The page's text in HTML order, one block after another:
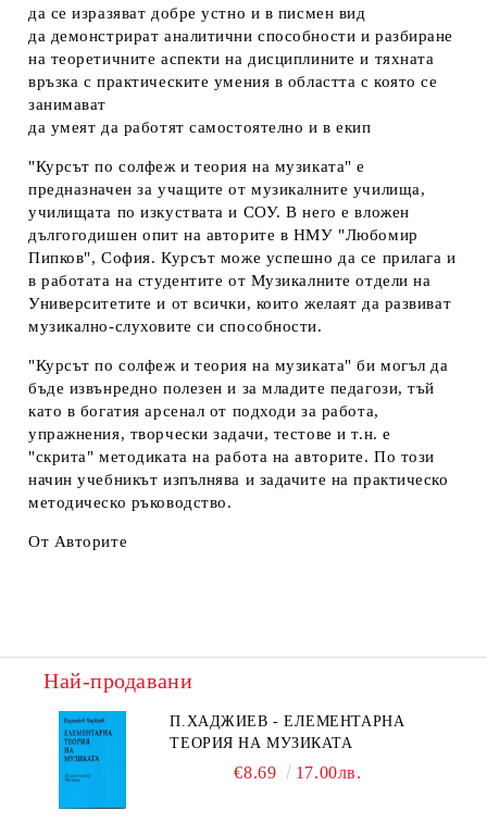
да се изразяват добре устно и в писмен вид
да демонстрират аналитични способности и разбиране
на теоретичните аспекти на дисциплините и тяхната
връзка с практическите умения в областта с която се
занимават
да умеят да работят самостоятелно и в екип
"Курсът по солфеж и теория на музиката" е
предназначен за учащите от музикалните училища,
училищата по изкуствата и СОУ. В него е вложен
дългогодишен опит на авторите в НМУ "Любомир
Пипков", София. Курсът може успешно да се прилага и
в работата на студентите от Музикалните отдели на
Университетите и от всички, които желаят да развиват
музикално-слуховите си способности.
"Курсът по солфеж и теория на музиката" би могъл да
бъде извънредно полезен и за младите педагози, тъй
като в богатия арсенал от подходи за работа,
упражнения, творчески задачи, тестове и т.н. е
"скрита" методиката на работа на авторите. По този
начин учебникът изпълнява и задачите на практическо
методическо ръководство.
От Авторите
Най-продавани
П.ХАДЖИЕВ - ЕЛЕМЕНТАРНА
ТЕОРИЯ НА МУЗИКАТА
€8.69 17.00лв.